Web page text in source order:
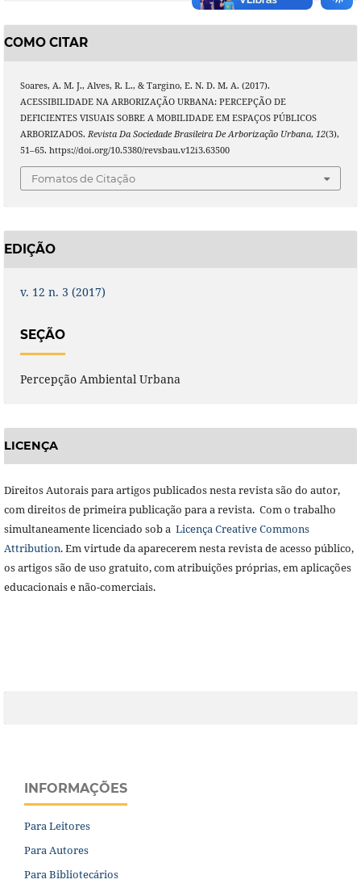
COMO CITAR
Soares, A. M. J., Alves, R. L., & Targino, E. N. D. M. A. (2017).
ACESSIBILIDADE NA ARBORIZAÇÃO URBANA: PERCEPÇÃO DE
DEFICIENTES VISUAIS SOBRE A MOBILIDADE EM ESPAÇOS PÚBLICOS
ARBORIZADOS. Revista Da Sociedade Brasileira De Arborização Urbana, 12(3),
51–65. https://doi.org/10.5380/revsbau.v12i3.63500
Fomatos de Citação
EDIÇÃO
v. 12 n. 3 (2017)
SEÇÃO
Percepção Ambiental Urbana
LICENÇA
Direitos Autorais para artigos publicados nesta revista são do autor,
com direitos de primeira publicação para a revista. Com o trabalho
simultaneamente licenciado sob a Licença Creative Commons
Attribution. Em virtude da aparecerem nesta revista de acesso público,
os artigos são de uso gratuito, com atribuições próprias, em aplicações
educacionais e não-comerciais.
INFORMAÇÕES
Para Leitores
Para Autores
Para Bibliotecários